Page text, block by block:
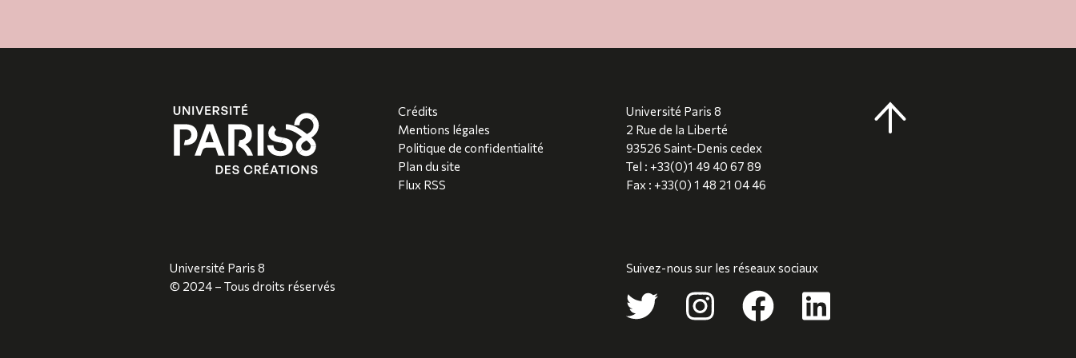
Crédits
Mentions légales
Politique de confidentialité
Plan du site
Flux RSS
Université Paris 8
2 Rue de la Liberté
93526 Saint-Denis cedex
Tel : +33(0)1 49 40 67 89
Fax : +33(0) 1 48 21 04 46
Université Paris 8
© 2024 – Tous droits réservés
Suivez-nous sur les réseaux sociaux